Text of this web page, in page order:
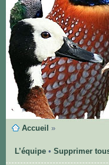
Accueil »
L’équipe• Supprimer